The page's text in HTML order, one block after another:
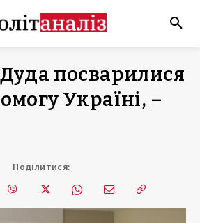
посварилися
Україні, –
Поділитися: